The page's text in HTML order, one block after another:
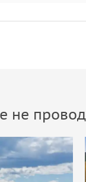
не